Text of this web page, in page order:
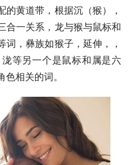
的黄道带，根据沉（猴），
合一关系，龙与猴与鼠标和
，彝族如猴子，延伸，，
等另一个是鼠标和属是六
相关的词。